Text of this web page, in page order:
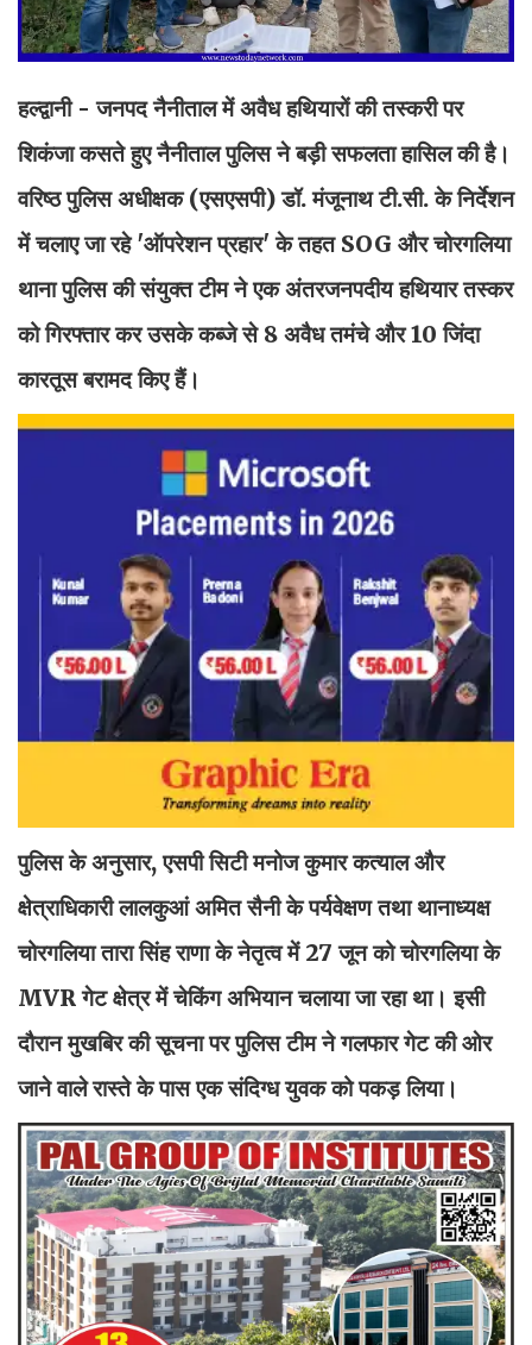
हल्द्वानी - जनपद नैनीताल में अवैध हथियारों की तस्करी पर
शिकंजा कसते हुए नैनीताल पुलिस ने बड़ी सफलता हासिल की है।
वरिष्ठ पुलिस अधीक्षक (एसएसपी) डॉ. मंजूनाथ टी.सी. के निर्देशन
में चलाए जा रहे 'ऑपरेशन प्रहार' के तहत SOG और चोरगलिया
थाना पुलिस की संयुक्त टीम ने एक अंतरजनपदीय हथियार तस्कर
को गिरफ्तार कर उसके कब्जे से 8 अवैध तमंचे और 10 जिंदा
कारतूस बरामद किए हैं।
पुलिस के अनुसार, एसपी सिटी मनोज कुमार कत्याल और
क्षेत्राधिकारी लालकुआं अमित सैनी के पर्यवेक्षण तथा थानाध्यक्ष
चोरगलिया तारा सिंह राणा के नेतृत्व में 27 जून को चोरगलिया के
MVR गेट क्षेत्र में चेकिंग अभियान चलाया जा रहा था। इसी
दौरान मुखबिर की सूचना पर पुलिस टीम ने गलफार गेट की ओर
जाने वाले रास्ते के पास एक संदिग्ध युवक को पकड़ लिया।